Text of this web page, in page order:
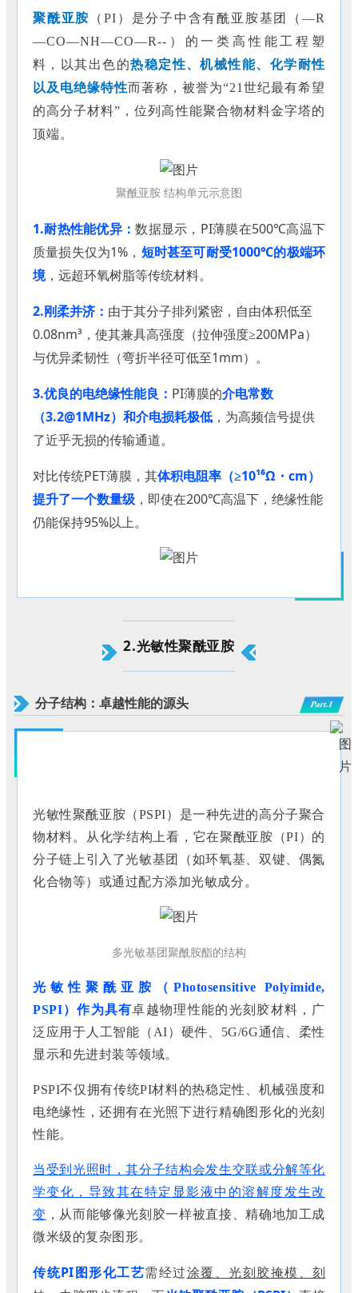
聚酰亚胺 （ PI）是分子中含有酰亚胺基团（—R
—CO—NH—CO—R--）的一类高性能工程塑
料，以其出色的热稳定性、机械性能、化学耐性
以及电绝缘特性而著称，被誉为“21世纪最有希望
的高分子材料”，位列高性能聚合物材料金字塔的
顶端。
聚酰亚胺 结构单元示意图
1.耐热性能优异：数据显示， PI薄膜在500℃高温下
质量损失仅为1%， 短时甚至可耐受1000℃的极端环
境，远超环氧树脂等传统材料。
2.刚柔并济： 由于其分子排列紧密，自由体积低至
0.08nm³，使其兼具高强度（拉伸强度≥200MPa）
与优异柔韧性（弯折半径可低至1mm）。
3.优良的电绝缘性能良： PI薄膜的介电常数
（3.2@1MHz）和介电损耗极低 ，为高频信号提供
了近乎无损的传输通道。
对比传统PET薄膜，其体积电阻率（≥10¹⁶Ω・cm）
提升了一个数量级 ，即使在200℃高温下，绝缘性能
仍能保持95%以上。
2.光敏性聚酰亚胺
分子结构：卓越性能的源头 Part.1
光敏性聚酰亚胺（PSPI）是一种先进的高分子聚合
物材料。从化学结构上看，它在聚酰亚胺（PI）的
分子链上引入了光敏基团（如环氧基、双键、偶氮
化合物等）或通过配方添加光敏成分 。
多光敏基团聚酰胺酯的结构
光敏性聚酰亚胺（Photosensitive Polyimide,
PSPI）作为具有卓越物理性能的光刻胶材料，广
泛应用于 人工智能（ AI）硬件、5G/6G通信、柔性
显示和先进封装等领域。
PSPI不仅拥有传统PI材料的热稳定性、机械强度和
电绝缘性 ，还拥有在光照下进行精确图形化的光刻
性能。
当受到光照时，其分子结构会发生交联或分解等化
学变化，导致其在特定显影液中的溶解度发生改
变 ，从而能够像光刻胶一样被直接、精确地加工成
微米级的复杂图形。
传统PI图形化工艺需经过涂覆、光刻胶掩模、刻